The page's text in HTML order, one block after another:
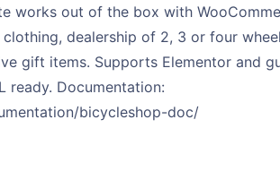
works out of the box with
dealership of 2, 3 or four
gift items. Supports Elementor and
ready. Documentation:
bicycleshop-doc/